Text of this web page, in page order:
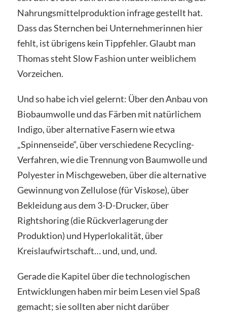
Nahrungsmittelproduktion infrage gestellt hat.
Dass das Sternchen bei Unternehmerinnen hier
fehlt, ist übrigens kein Tippfehler. Glaubt man
Thomas steht Slow Fashion unter weiblichem
Vorzeichen.
Und so habe ich viel gelernt: Über den Anbau von
Biobaumwolle und das Färben mit natürlichem
Indigo, über alternative Fasern wie etwa
„Spinnenseide“, über verschiedene Recycling-
Verfahren, wie die Trennung von Baumwolle und
Polyester in Mischgeweben, über die alternative
Gewinnung von Zellulose (für Viskose), über
Bekleidung aus dem 3-D-Drucker, über
Rightshoring (die Rückverlagerung der
Produktion) und Hyperlokalität, über
Kreislaufwirtschaft… und, und, und.
Gerade die Kapitel über die technologischen
Entwicklungen haben mir beim Lesen viel Spaß
gemacht; sie sollten aber nicht darüber